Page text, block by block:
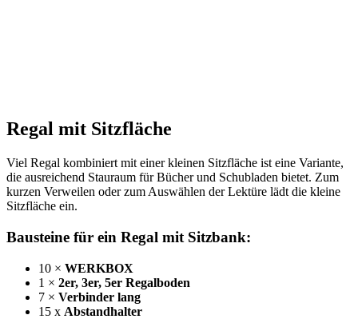
Regal mit Sitzfläche
Viel Regal kombiniert mit einer kleinen Sitzfläche ist eine Variante,
die ausreichend Stauraum für Bücher und Schubladen bietet. Zum
kurzen Verweilen oder zum Auswählen der Lektüre lädt die kleine
Sitzfläche ein.
Bausteine für ein Regal mit Sitzbank:
10 × WERKBOX
1 × 2er, 3er, 5er Regalboden
7 × Verbinder lang
15 x Abstandhalter